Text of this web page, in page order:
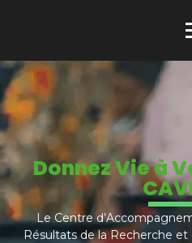
Donnez Vie à
Le Centre
Résultats de la Recherche et